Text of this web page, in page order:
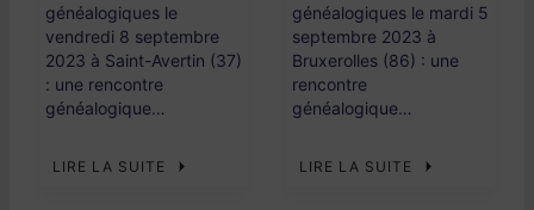
généalogiques le
vendredi 8 septembre
2023 à Saint-Avertin (37)
: une rencontre
généalogique…
LIRE LA SUITE
généalogiques le mardi 5
septembre 2023 à
Bruxerolles (86) : une
rencontre
généalogique…
LIRE LA SUITE